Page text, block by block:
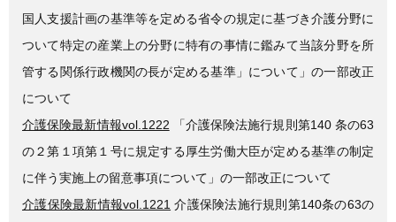
国人支援計画の基準等を定める省令の規定に基づき介護分野に
ついて特定の産業上の分野に特有の事情に鑑みて当該分野を所
管する関係行政機関の長が定める基準」について」の一部改正
について
介護保険最新情報vol.1222 「介護保険法施行規則第140 条の63
の２第１項第１号に規定する厚生労働大臣が定める基準の制定
に伴う実施上の留意事項について」の一部改正について
介護保険最新情報vol.1221 介護保険法施行規則第140条の63の